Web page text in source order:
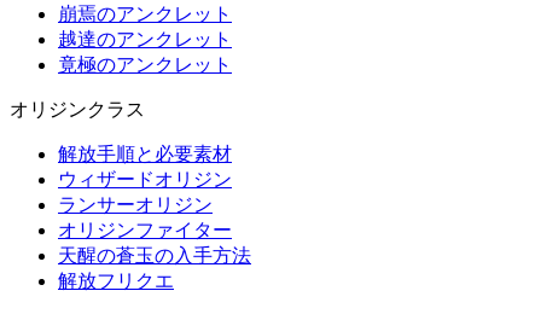
崩焉のアンクレット
越達のアンクレット
竟極のアンクレット
オリジンクラス
解放手順と必要素材
ウィザードオリジン
ランサーオリジン
オリジンファイター
天醒の蒼玉の入手方法
解放フリクエ